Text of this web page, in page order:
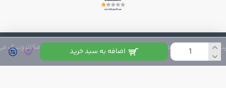
اضافه به سبد خرید فروشگاه مکاترونیک می باشد